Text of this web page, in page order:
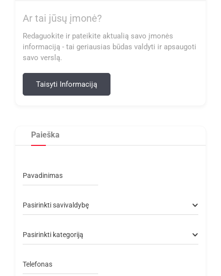
Ar tai jūsų įmonė?
Redaguokite ir pateikite aktualią savo įmonės
informaciją - tai geriausias būdas valdyti ir apsaugoti
savo verslą.
Taisyti Informaciją
Paieška
Pavadinimas
Pasirinkti savivaldybę
Pasirinkti kategoriją
Telefonas